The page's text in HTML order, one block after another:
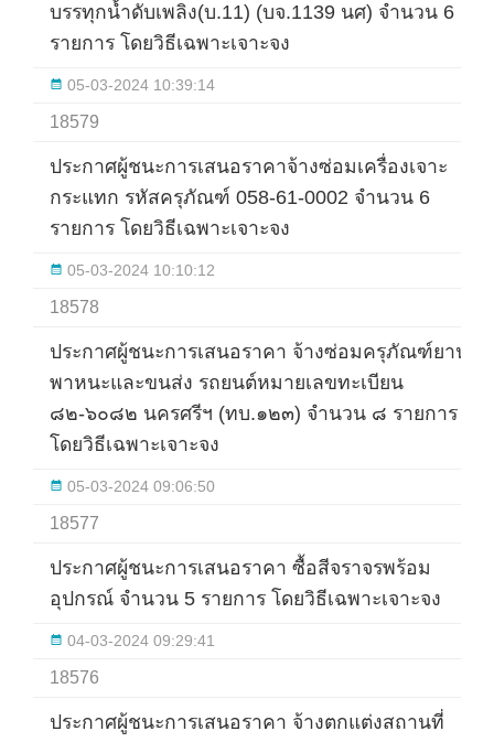
บรรทุกน้ำดับเพลิง(บ.11) (บจ.1139 นศ) จำนวน 6
รายการ โดยวิธีเฉพาะเจาะจง
05-03-2024 10:39:14
18579
ประกาศผู้ชนะการเสนอราคาจ้างซ่อมเครื่องเจาะ
กระแทก รหัสครุภัณฑ์ 058-61-0002 จำนวน 6
รายการ โดยวิธีเฉพาะเจาะจง
05-03-2024 10:10:12
18578
ประกาศผู้ชนะการเสนอราคา จ้างซ่อมครุภัณฑ์ยาน
พาหนะและขนส่ง รถยนต์หมายเลขทะเบียน
๘๒-๖๐๘๒ นครศรีฯ (ทบ.๑๒๓) จำนวน ๘ รายการ
โดยวิธีเฉพาะเจาะจง
05-03-2024 09:06:50
18577
ประกาศผู้ชนะการเสนอราคา ซื้อสีจราจรพร้อม
อุปกรณ์ จำนวน 5 รายการ โดยวิธีเฉพาะเจาะจง
04-03-2024 09:29:41
18576
ประกาศผู้ชนะการเสนอราคา จ้างตกแต่งสถานที่